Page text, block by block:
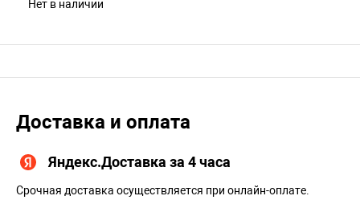
Нет в наличии
Доставка и оплата
Яндекс.Доставка за 4 часа
Срочная доставка осуществляется при онлайн-оплате.